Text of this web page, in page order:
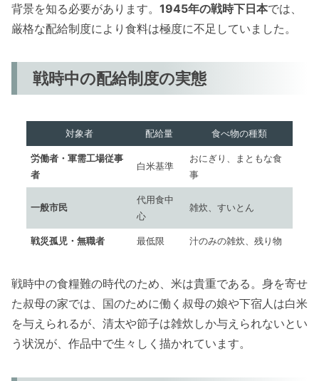
背景を知る必要があります。 1945年の戦時下日本では、
厳格な配給制度により食料は極度に不足していました。
戦時中の配給制度の実態
対象者 配給量 食べ物の種類
労働者・軍需工場従事
者
白米基準
おにぎり、まともな食
事
一般市民
代用食中
心
雑炊、すいとん
戦災孤児・無職者 最低限 汁のみの雑炊、残り物
戦時中の食糧難の時代のため、米は貴重である。身を寄せ
た叔母の家では、国のために働く叔母の娘や下宿人は白米
を与えられるが、清太や節子は雑炊しか与えられないとい
う状況が、作品中で生々しく描かれています。